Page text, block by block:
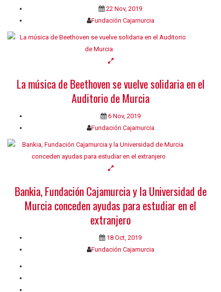
22 Nov, 2019
Fundación Cajamurcia
La música de Beethoven se vuelve solidaria en el
Auditorio de Murcia
6 Nov, 2019
Fundación Cajamurcia
Bankia, Fundación Cajamurcia y la Universidad de
Murcia conceden ayudas para estudiar en el
extranjero
18 Oct, 2019
Fundación Cajamurcia